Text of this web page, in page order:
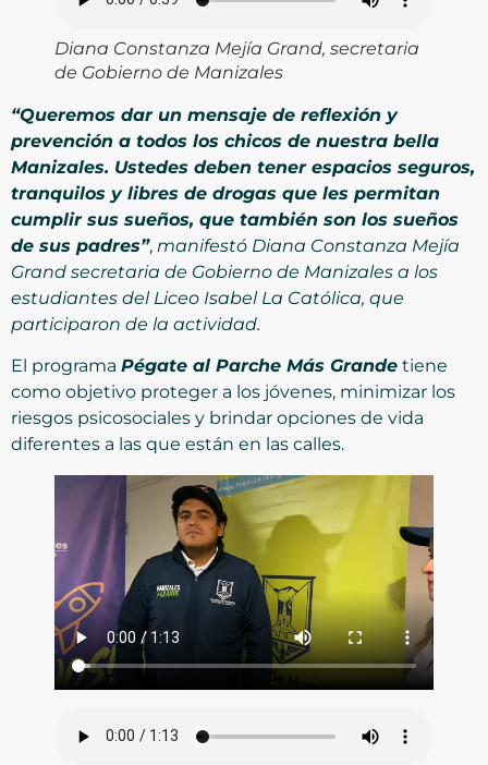
Diana Constanza Mejía Grand, secretaria
de Gobierno de Manizales
“Queremos dar un mensaje de reflexión y
prevención a todos los chicos de nuestra bella
Manizales. Ustedes deben tener espacios seguros,
tranquilos y libres de drogas que les permitan
cumplir sus sueños, que también son los sueños
de sus padres”, manifestó Diana Constanza Mejía
Grand secretaria de Gobierno de Manizales a los
estudiantes del Liceo Isabel La Católica, que
participaron de la actividad.
El programa Pégate al Parche Más Grande tiene
como objetivo proteger a los jóvenes, minimizar los
riesgos psicosociales y brindar opciones de vida
diferentes a las que están en las calles.